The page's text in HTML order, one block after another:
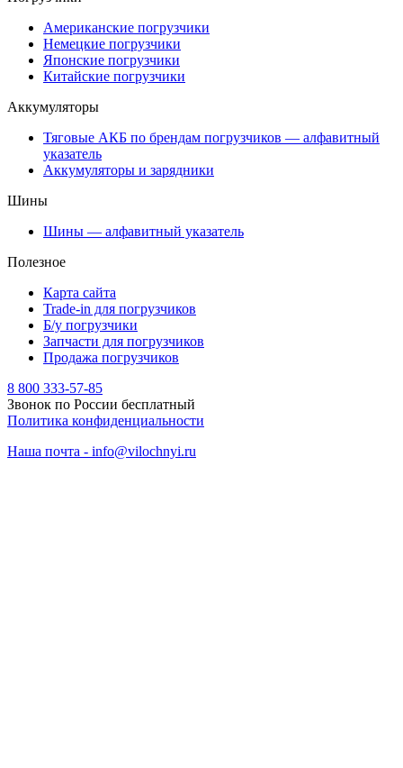
Американские погрузчики
Немецкие погрузчики
Японские погрузчики
Китайские погрузчики
Аккумуляторы
Тяговые АКБ по брендам погрузчиков — алфавитный
указатель
Аккумуляторы и зарядники
Шины
Шины — алфавитный указатель
Полезное
Карта сайта
Trade-in для погрузчиков
Б/у погрузчики
Запчасти для погрузчиков
Продажа погрузчиков
8 800 333-57-85
Звонок по России бесплатный
Политика конфиденциальности
Наша почта - info@vilochnyi.ru